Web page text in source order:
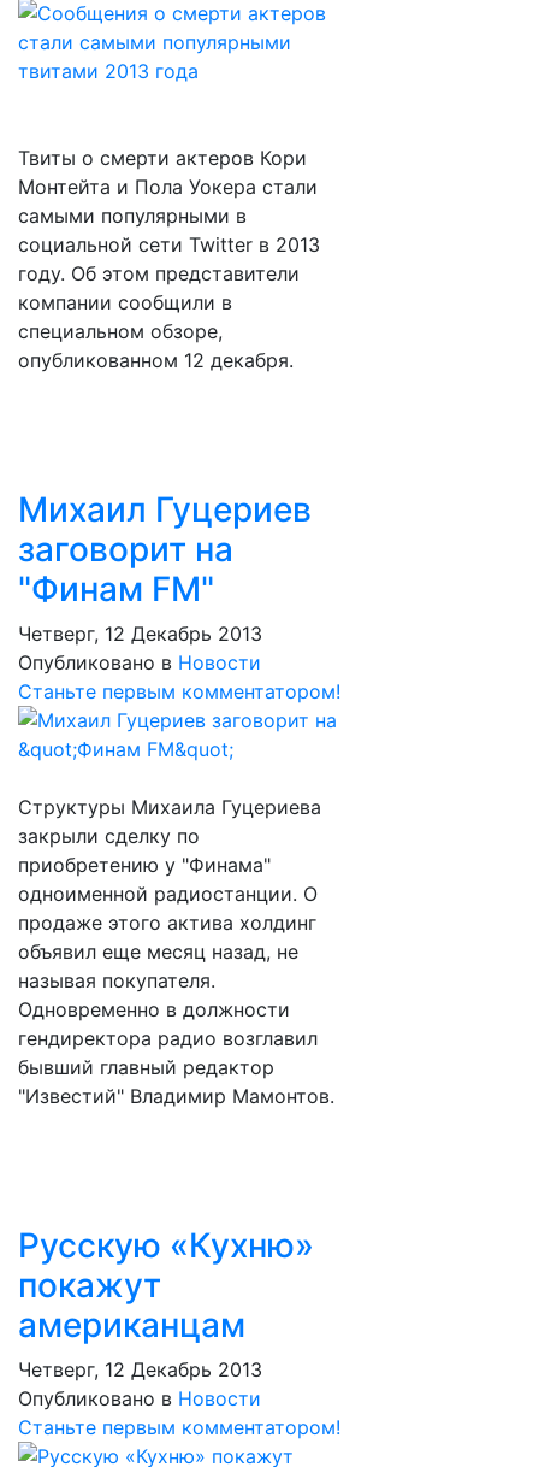
Твиты о смерти актеров Кори
Монтейта и Пола Уокера стали
самыми популярными в
социальной сети Twitter в 2013
году. Об этом представители
компании сообщили в
специальном обзоре,
опубликованном 12 декабря.
Михаил Гуцериев
заговорит на
"Финам FM"
Четверг, 12 Декабрь 2013
Опубликовано в Новости
Станьте первым комментатором!
Структуры Михаила Гуцериева
закрыли сделку по
приобретению у "Финама"
одноименной радиостанции. О
продаже этого актива холдинг
объявил еще месяц назад, не
называя покупателя.
Одновременно в должности
гендиректора радио возглавил
бывший главный редактор
"Известий" Владимир Мамонтов.
Русскую «Кухню»
покажут
американцам
Четверг, 12 Декабрь 2013
Опубликовано в Новости
Станьте первым комментатором!